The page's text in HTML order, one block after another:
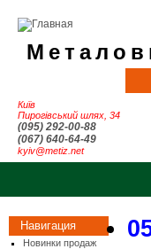
Київ
Пирогівський шлях, 34
(095) 292-00-88
(067) 640-64-49
kyiv@metiz.net
Навигация
Новинки продаж